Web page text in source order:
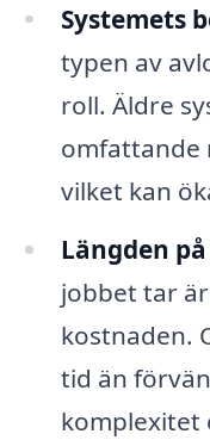
Systemets
typen av
roll. Äldre
omfattande
vilket kan
Längden
jobbet tar
kostnaden.
tid än
komplexitet